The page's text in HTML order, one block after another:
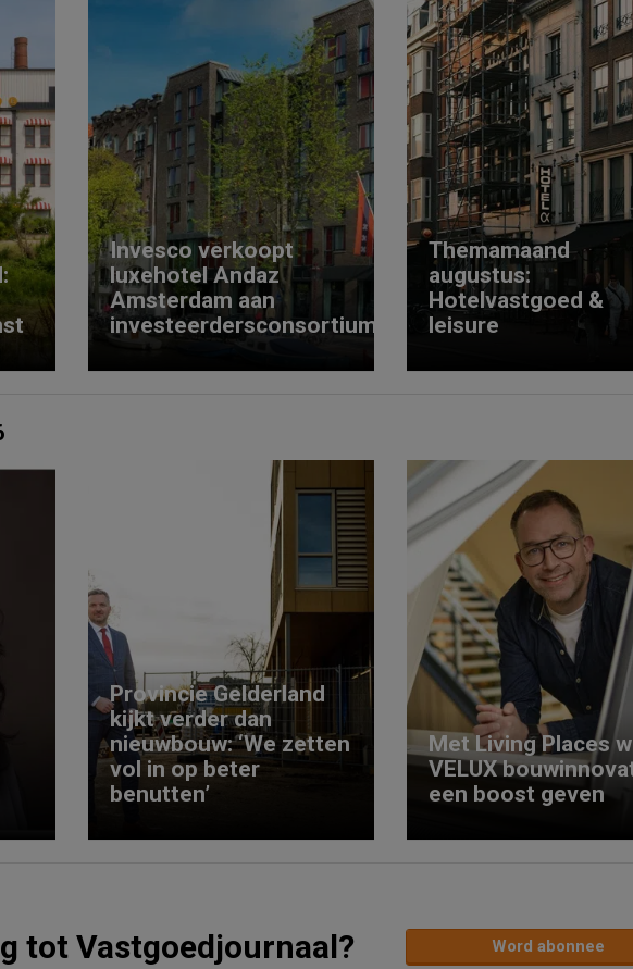
Invesco verkoopt
luxehotel Andaz
Amsterdam aan
investeerdersconsortium
Themamaand
augustus:
Hotelvastgoed &
leisure
Provincie Gelderland
kijkt verder dan
nieuwbouw: ‘We zetten
vol in op beter
benutten’
Met Living Places
VELUX
een boost geven
tot Vastgoedjournaal? Word abonnee